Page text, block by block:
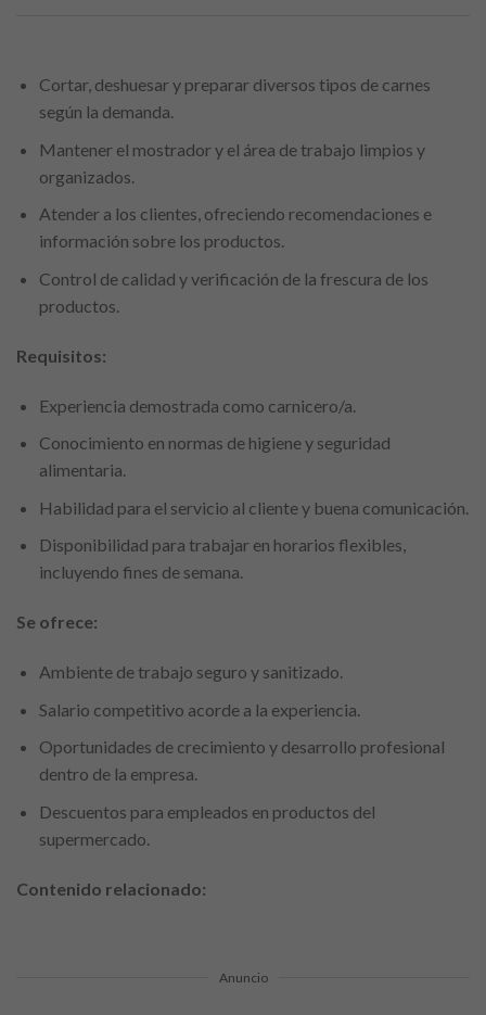
Cortar, deshuesar y preparar diversos tipos de carnes
según la demanda.
Mantener el mostrador y el área de trabajo limpios y
organizados.
Atender a los clientes, ofreciendo recomendaciones e
información sobre los productos.
Control de calidad y verificación de la frescura de los
productos.
Requisitos:
Experiencia demostrada como carnicero/a.
Conocimiento en normas de higiene y seguridad
alimentaria.
Habilidad para el servicio al cliente y buena comunicación.
Disponibilidad para trabajar en horarios flexibles,
incluyendo fines de semana.
Se ofrece:
Ambiente de trabajo seguro y sanitizado.
Salario competitivo acorde a la experiencia.
Oportunidades de crecimiento y desarrollo profesional
dentro de la empresa.
Descuentos para empleados en productos del
supermercado.
Contenido relacionado:
Anuncio